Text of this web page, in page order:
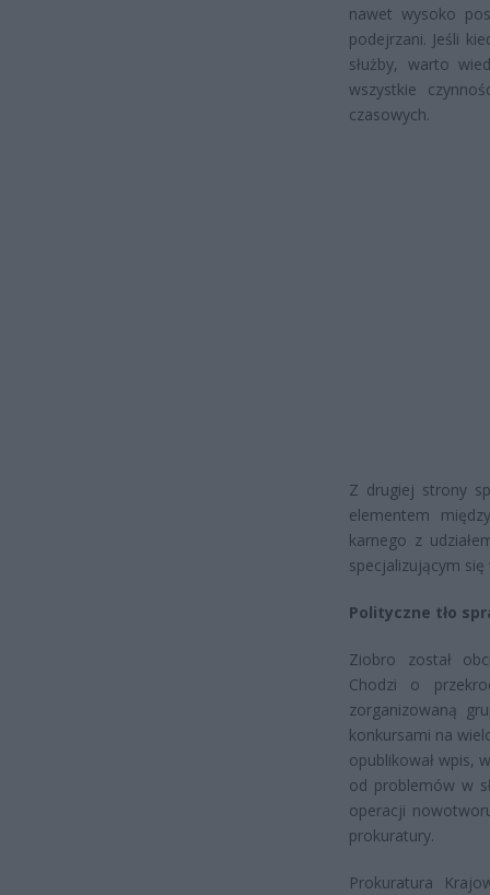
nawet wysoko
podejrzani. Jeśli
służby, warto
wszystkie
czasowych.
Z drugiej strony
elementem
karnego z
specjalizującym
Polityczne tło
Ziobro został
Chodzi o
zorganizowaną
konkursami na
opublikował wpis,
od problemów w
operacji
prokuratury.
Prokuratura